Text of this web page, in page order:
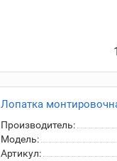
Лопатка
Производитель:
Модель:
Артикул: